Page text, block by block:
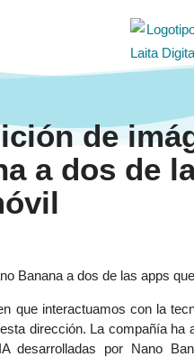
de
a dos de
Banana a dos de las apps
que interactuamos con la
dirección. La compañía ha
por Nano